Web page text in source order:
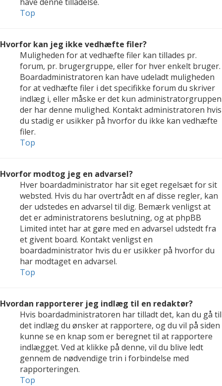
Top
Hvorfor kan jeg ikke vedhæfte filer?
Muligheden for at vedhæfte filer kan tillades pr.
forum, pr. brugergruppe, eller for hver enkelt bruger.
Boardadministratoren kan have udeladt muligheden
for at vedhæfte filer i det specifikke forum du skriver
indlæg i, eller måske er det kun administratorgruppen
der har denne mulighed. Kontakt administratoren hvis
du stadig er usikker på hvorfor du ikke kan vedhæfte
filer.
Top
Hvorfor modtog jeg en advarsel?
Hver boardadministrator har sit eget regelsæt for sit
websted. Hvis du har overtrådt en af disse regler, kan
der udstedes en advarsel til dig. Bemærk venligst at
det er administratorens beslutning, og at phpBB
Limited intet har at gøre med en advarsel udstedt fra
et givent board. Kontakt venligst en
boardadministrator hvis du er usikker på hvorfor du
har modtaget en advarsel.
Top
Hvordan rapporterer jeg indlæg til en redaktør?
Hvis boardadministratoren har tilladt det, kan du gå til
det indlæg du ønsker at rapportere, og du vil på siden
kunne se en knap som er beregnet til at rapportere
indlægget. Ved at klikke på denne, vil du blive ledt
gennem de nødvendige trin i forbindelse med
rapporteringen.
Top